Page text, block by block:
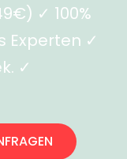
✓ 100%
Experten ✓
✓